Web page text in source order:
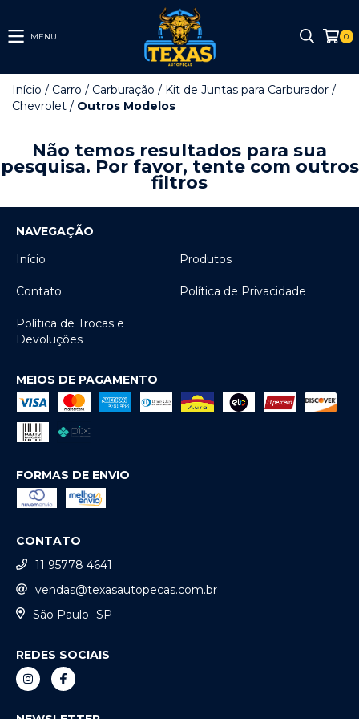
MENU 0
Início / Carro / Carburação / Kit de Juntas para Carburador /
Chevrolet / Outros Modelos
Não temos resultados para sua
pesquisa. Por favor, tente com outros
filtros
NAVEGAÇÃO
Início
Produtos
Contato Política de Privacidade
Política de Trocas e
Devoluções
MEIOS DE PAGAMENTO
FORMAS DE ENVIO
CONTATO
11 95778 4641
vendas@texasautopecas.com.br
São Paulo -SP
REDES SOCIAIS